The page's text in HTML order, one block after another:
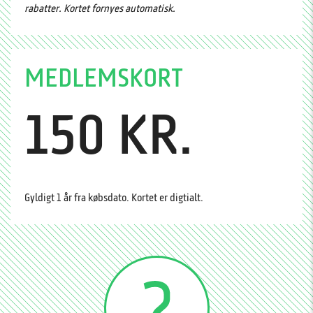
rabatter. Kortet fornyes automatisk.
MEDLEMSKORT
150 KR.
Gyldigt 1 år fra købsdato. Kortet er digtialt.